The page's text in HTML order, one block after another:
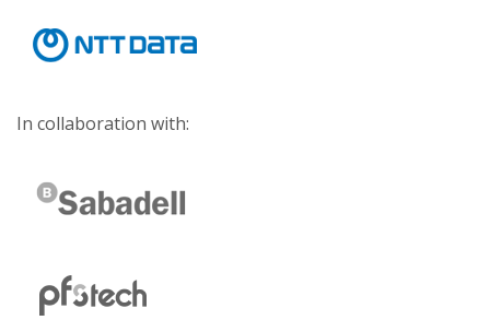
In collaboration with: